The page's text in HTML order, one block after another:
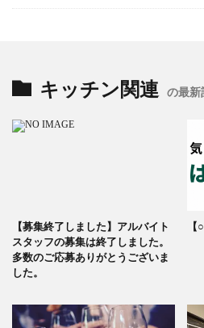
キッチン関連 の最新
【募集終了しました】アルバイト
スタッフの募集は終了しました。
多数のご応募ありがとうございま
した。